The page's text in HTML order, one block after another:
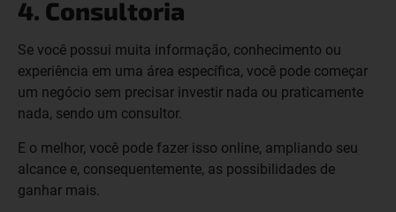
4. Consultoria
Se você possui muita informação, conhecimento ou
experiência em uma área específica, você pode começar
um negócio sem precisar investir nada ou praticamente
nada, sendo um consultor.
E o melhor, você pode fazer isso online, ampliando seu
alcance e, consequentemente, as possibilidades de
ganhar mais.